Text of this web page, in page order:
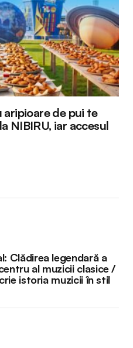
aripioare de pui te
NIBIRU, iar accesul
Clădirea legendară a
al muzicii clasice /
istoria muzicii în stil